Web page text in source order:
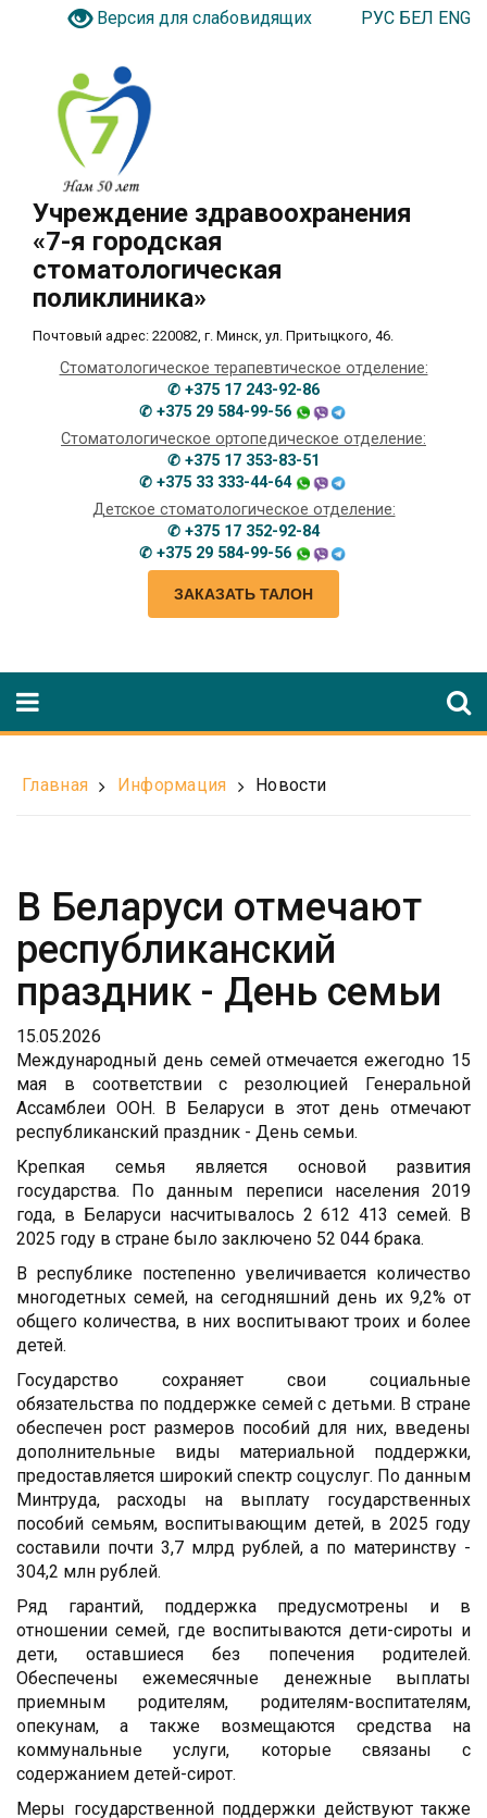
Версия для слабовидящих РУС БЕЛ ENG
Учреждение здравоохранения
«7-я городская
стоматологическая
поликлиника»
Почтовый адрес: 220082, г. Минск, ул. Притыцкого, 46.
Стоматологическое терапевтическое отделение:
✆ +375 17 243-92-86
✆ +375 29 584-99-56
Стоматологическое ортопедическое отделение:
✆ +375 17 353-83-51
✆ +375 33 333-44-64
Детское стоматологическое отделение:
✆ +375 17 352-92-84
✆ +375 29 584-99-56
ЗАКАЗАТЬ ТАЛОН
Главная Информация Новости
В Беларуси отмечают
республиканский
праздник - День семьи
15.05.2026
Международный день семей отмечается ежегодно 15
мая в соответствии с резолюцией Генеральной
Ассамблеи ООН. В Беларуси в этот день отмечают
республиканский праздник - День семьи.
Крепкая семья является основой развития
государства. По данным переписи населения 2019
года, в Беларуси насчитывалось 2 612 413 семей. В
2025 году в стране было заключено 52 044 брака.
В республике постепенно увеличивается количество
многодетных семей, на сегодняшний день их 9,2% от
общего количества, в них воспитывают троих и более
детей.
Государство сохраняет свои социальные
обязательства по поддержке семей с детьми. В стране
обеспечен рост размеров пособий для них, введены
дополнительные виды материальной поддержки,
предоставляется широкий спектр соцуслуг. По данным
Минтруда, расходы на выплату государственных
пособий семьям, воспитывающим детей, в 2025 году
составили почти 3,7 млрд рублей, а по материнству -
304,2 млн рублей.
Ряд гарантий, поддержка предусмотрены и в
отношении семей, где воспитываются дети-сироты и
дети, оставшиеся без попечения родителей.
Обеспечены ежемесячные денежные выплаты
приемным родителям, родителям-воспитателям,
опекунам, а также возмещаются средства на
коммунальные услуги, которые связаны с
содержанием детей-сирот.
Меры государственной поддержки действуют также